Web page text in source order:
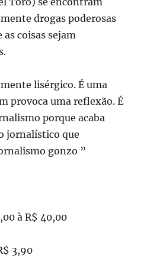
drogas poderosas
coisas sejam
lisérgico. É uma
provoca uma reflexão. É
porque acaba
jornalístico que
gonzo ”
à R$ 40,00
3,90